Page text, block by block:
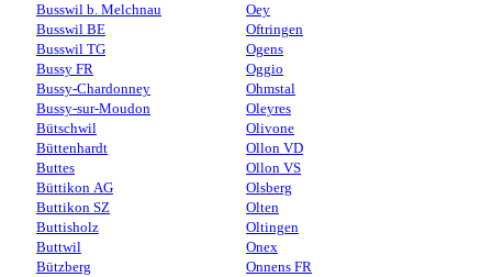
Busswil b. Melchnau
Busswil BE
Busswil TG
Bussy FR
Bussy-Chardonney
Bussy-sur-Moudon
Bütschwil
Büttenhardt
Buttes
Büttikon AG
Buttikon SZ
Buttisholz
Buttwil
Bützberg
Oey
Oftringen
Ogens
Oggio
Ohmstal
Oleyres
Olivone
Ollon VD
Ollon VS
Olsberg
Olten
Oltingen
Onex
Onnens FR